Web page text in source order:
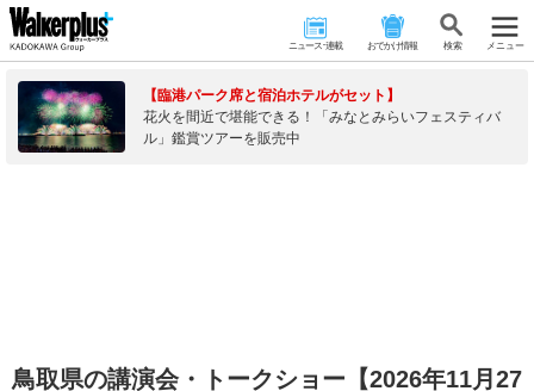
ニュース･連載 おでかけ情報 検 索 メニュー
【臨港パーク席と宿泊ホテルがセット】
花火を間近で堪能できる！「みなとみらいフェスティバ
ル」鑑賞ツアーを販売中
鳥取県の講演会・トークショー【2026年11月27